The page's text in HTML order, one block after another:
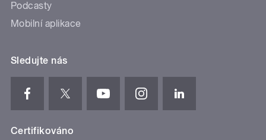
Podcasty
Mobilní aplikace
Sledujte nás
Certifikováno